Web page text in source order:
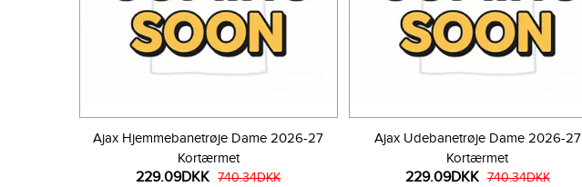
Ajax Hjemmebanetrøje Dame 2026-27
Kortærmet
229.09DKK 740.34DKK
Ajax Udebanetrøje Dame 2026-27
Kortærmet
229.09DKK 740.34DKK